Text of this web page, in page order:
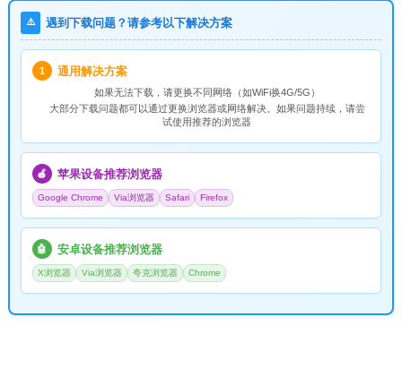
⚠️ 遇到下载问题？请参考以下解决方案
1 通用解决方案
如果无法下载，请更换不同网络（如WiFi换4G/5G）
大部分下载问题都可以通过更换浏览器或网络解决。如果问题持续，请尝
试使用推荐的浏览器
🍎 苹果设备推荐浏览器
Google Chrome Via浏览器 Safari Firefox
🤖 安卓设备推荐浏览器
X浏览器 Via浏览器 夸克浏览器 Chrome